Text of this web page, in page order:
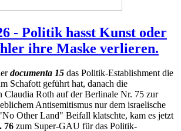
- Politik hasst Kunst oder
ihre Maske verlieren.
documenta 15 das Politik-Establishment die
Schafott geführt hat, danach die
Claudia Roth auf der Berlinale Nr. 75 zur
Antisemitismus nur dem israelische
Other Land" Beifall klatschte, kam es jetzt
76 zum Super-GAU für das Politik-